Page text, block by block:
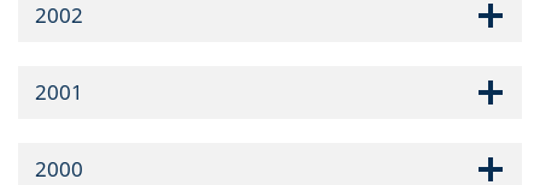
2002
2001
2000